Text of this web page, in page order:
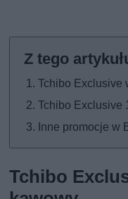
Tchibo Exclusive
Tchibo Exclusive
Inne promocje w
Tchibo